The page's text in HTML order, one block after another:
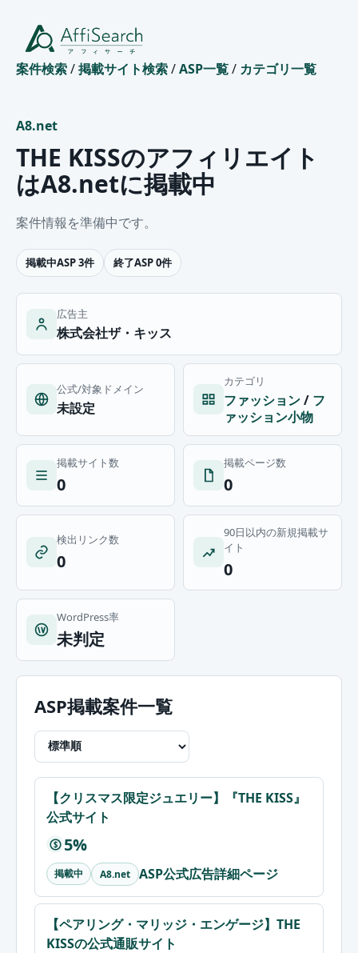
案件検索/掲載サイト検索/ASP一覧/ カテゴリ一覧
A8.net
THE KISSのアフィリエイト
はA8.netに掲載中
案件情報を準備中です。
掲載中ASP 3件 終了ASP 0件
広告主
株式会社ザ・キッス
公式/対象ドメイン
未設定
カテゴリ
ファッション/ フ
ァッション小物
掲載サイト数
0
掲載ページ数
0
検出リンク数
0
90日以内の新規掲載サ
イト
0
WordPress率
未判定
ASP掲載案件一覧
【クリスマス限定ジュエリー】『THE KISS』
公式サイト
$ 5%
掲載中 A8.net ASP公式広告詳細ページ
【ペアリング・マリッジ・エンゲージ】THE
KISSの公式通販サイト